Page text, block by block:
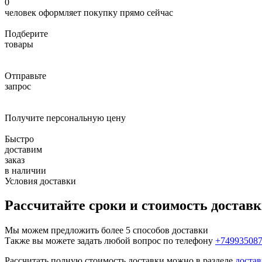
человек оформляет покупку прямо сейчас
Подберите
товары
Отправьте
запрос
Получите персональную цену
Быстро
доставим
заказ
в наличии
Условия доставки
Рассчитайте сроки и стоимость
Мы можем предложить более 5 способов доставки
Также вы можете задать любой вопрос по телефону